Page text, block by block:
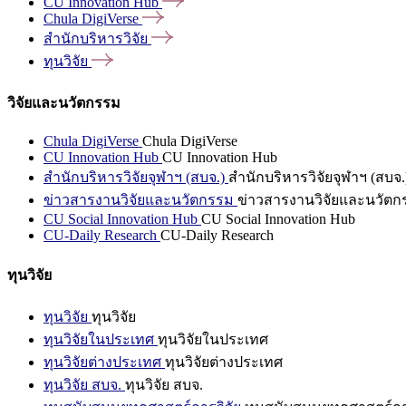
Chula DigiVerse
สำนักบริหารวิจัย
ทุนวิจัย
วิจัยและนวัตกรรม
Chula DigiVerse Chula DigiVerse
CU Innovation Hub CU Innovation Hub
สำนักบริหารวิจัยจุฬาฯ (สบจ.) สำนักบริหารวิจัยจุฬาฯ (สบจ
ข่าวสารงานวิจัยและนวัตกรรม ข่าวสารงานวิจัยและนวัตก
CU Social Innovation Hub CU Social Innovation Hub
CU-Daily Research CU-Daily Research
ทุนวิจัย
ทุนวิจัย ทุนวิจัย
ทุนวิจัยในประเทศ ทุนวิจัยในประเทศ
ทุนวิจัยต่างประเทศ ทุนวิจัยต่างประเทศ
ทุนวิจัย สบจ. ทุนวิจัย สบจ.